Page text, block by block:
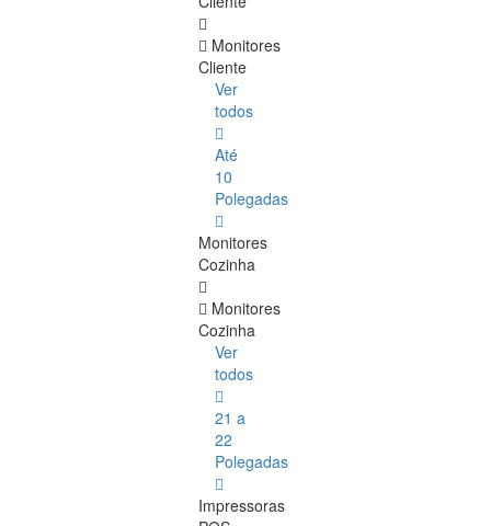
Monitores
Cliente
Ver
todos
Até
10
Polegadas
Monitores
Cozinha
Monitores
Cozinha
Ver
todos
21 a
22
Polegadas
Impressoras